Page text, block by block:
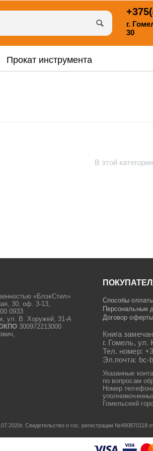
г.
30
Прокат инструмента
В этой
«БлэкСтил»
30, оф. 3-13,
0933
ул. В. Хоружей, 31-А
300972213000
Способы
Персональные
Договор оферты
Книга
г. Гомель, ул.
Тел. номер:
Эл.почта: bc-
Указанные
по вопросам
Номер
Гомельский
Свидетельство о гос. регистрации